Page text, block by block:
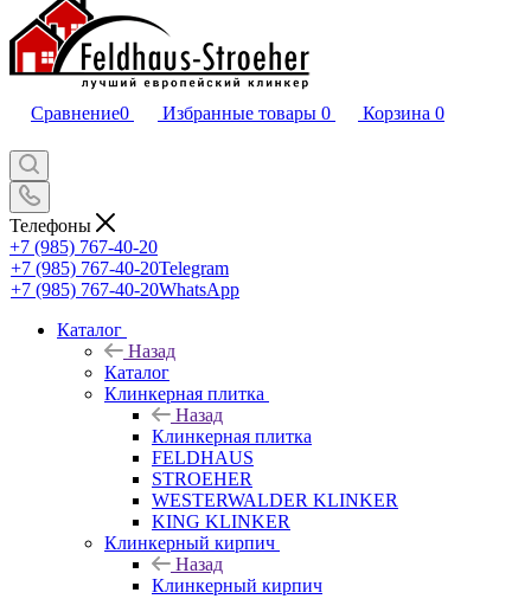
Сравнение0 Избранные товары 0 Корзина 0
Телефоны
+7 (985) 767-40-20
+7 (985) 767-40-20Telegram
+7 (985) 767-40-20WhatsApp
Каталог
Назад
Каталог
Клинкерная плитка
Назад
Клинкерная плитка
FELDHAUS
STROEHER
WESTERWALDER KLINKER
KING KLINKER
Клинкерный кирпич
Назад
Клинкерный кирпич